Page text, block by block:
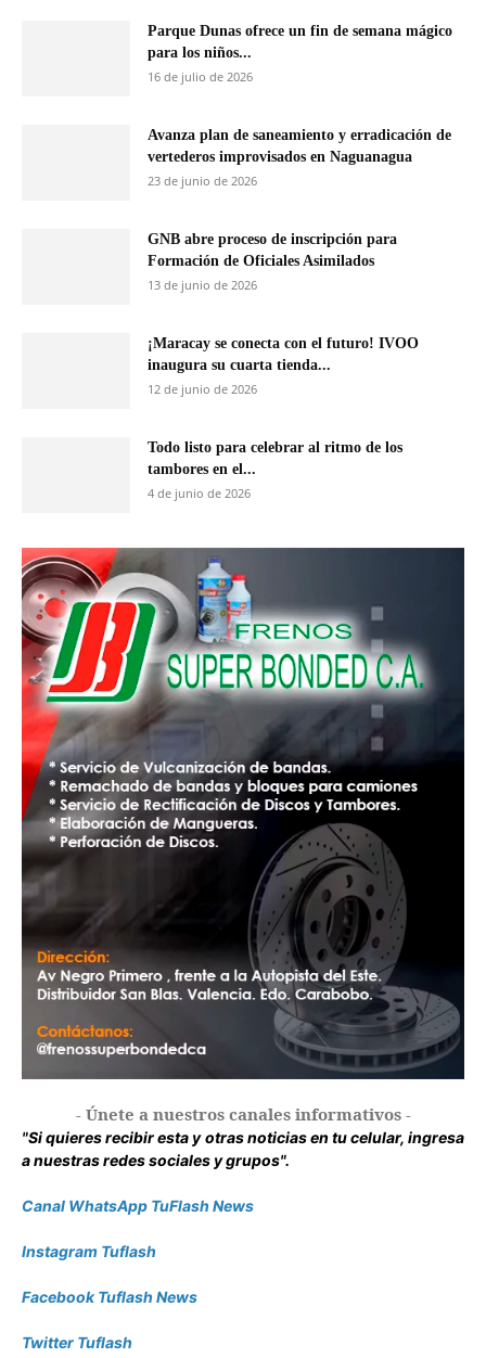
Parque Dunas ofrece un fin de semana mágico
para los niños...
16 de julio de 2026
Avanza plan de saneamiento y erradicación de
vertederos improvisados en Naguanagua
23 de junio de 2026
GNB abre proceso de inscripción para
Formación de Oficiales Asimilados
13 de junio de 2026
¡Maracay se conecta con el futuro! IVOO
inaugura su cuarta tienda...
12 de junio de 2026
Todo listo para celebrar al ritmo de los
tambores en el...
4 de junio de 2026
- Únete a nuestros canales informativos -
"Si quieres recibir esta y otras noticias en tu celular, ingresa
a nuestras redes sociales y grupos".
Canal WhatsApp TuFlash News
Instagram Tuflash
Facebook Tuflash News
Twitter Tuflash